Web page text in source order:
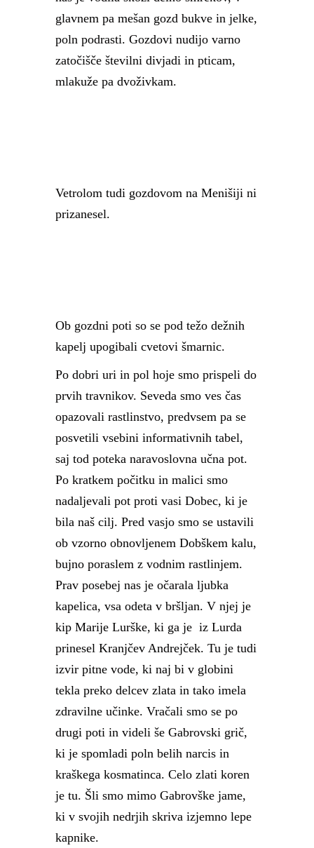
glavnem pa mešan gozd bukve in jelke,
poln podrasti. Gozdovi nudijo varno
zatočišče številni divjadi in pticam,
mlakuže pa dvoživkam.
Vetrolom tudi gozdovom na Menišiji ni
prizanesel.
Ob gozdni poti so se pod težo dežnih
kapelj upogibali cvetovi šmarnic.
Po dobri uri in pol hoje smo prispeli do
prvih travnikov. Seveda smo ves čas
opazovali rastlinstvo, predvsem pa se
posvetili vsebini informativnih tabel,
saj tod poteka naravoslovna učna pot.
Po kratkem počitku in malici smo
nadaljevali pot proti vasi Dobec, ki je
bila naš cilj. Pred vasjo smo se ustavili
ob vzorno obnovljenem Dobškem kalu,
bujno poraslem z vodnim rastlinjem.
Prav posebej nas je očarala ljubka
kapelica, vsa odeta v bršljan. V njej je
kip Marije Lurške, ki ga je iz Lurda
prinesel Kranjčev Andrejček. Tu je tudi
izvir pitne vode, ki naj bi v globini
tekla preko delcev zlata in tako imela
zdravilne učinke. Vračali smo se po
drugi poti in videli še Gabrovski grič,
ki je spomladi poln belih narcis in
kraškega kosmatinca. Celo zlati koren
je tu. Šli smo mimo Gabrovške jame,
ki v svojih nedrjih skriva izjemno lepe
kapnike.